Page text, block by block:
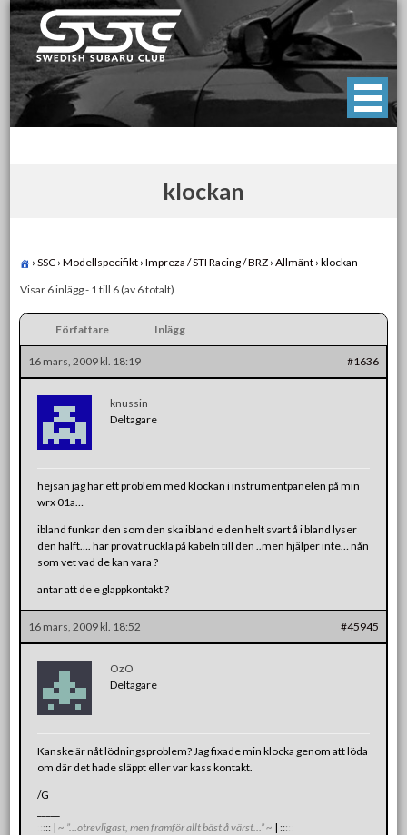
Skip
to
content
Swedish Subaru Club
För oss som älskar Subaru!
klockan
› SSC › Modellspecifikt › Impreza / STI Racing / BRZ › Allmänt › klockan
Visar 6 inlägg - 1 till 6 (av 6 totalt)
Författare Inlägg
16 mars, 2009 kl. 18:19 #1636
knussin
Deltagare
hejsan jag har ett problem med klockan i instrumentpanelen på min
wrx 01a…
ibland funkar den som den ska ibland e den helt svart å i bland lyser
den halft…. har provat ruckla på kabeln till den ..men hjälper inte… nån
som vet vad de kan vara ?
antar att de e glappkontakt ?
16 mars, 2009 kl. 18:52 #45945
OzO
Deltagare
Kanske är nåt lödningsproblem? Jag fixade min klocka genom att löda
om där det hade släppt eller var kass kontakt.
/G
:::: |~ ”…otrevligast, men framför allt bäst å värst…” ~ | ::::